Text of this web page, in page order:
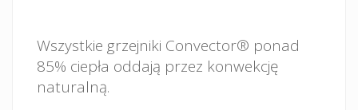
Wszystkie grzejniki Convector® ponad
85% ciepła oddają przez konwekcję
naturalną.